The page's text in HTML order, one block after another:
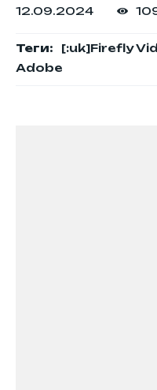
12.09.2024
Теги: [:uk]Firefly
Adobe